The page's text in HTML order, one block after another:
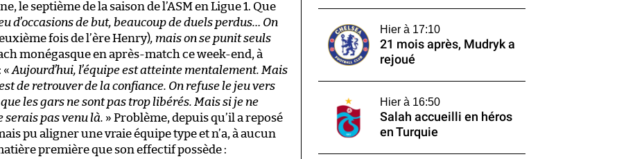
le septième de la saison de l’ASM en Ligue 1. Que
d’occasions de but, beaucoup de duels perdus… On
fois de l’ère Henry), mais on se punit seuls
monégasque en après-match ce week-end, à
« Aujourd’hui, l’équipe est atteinte mentalement. Mais
de retrouver de la confiance. On refuse le jeu vers
les gars ne sont pas trop libérés. Mais si je ne
serais pas venu là. » Problème, depuis qu’il a reposé
pu aligner une vraie équipe type et n’a, à aucun
première que son effectif possède :
Hier à 17:10
21 mois après, Mudryk a
rejoué
Hier à 16:50
Salah accueilli en héros
en Turquie